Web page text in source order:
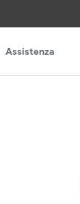
Assistenza